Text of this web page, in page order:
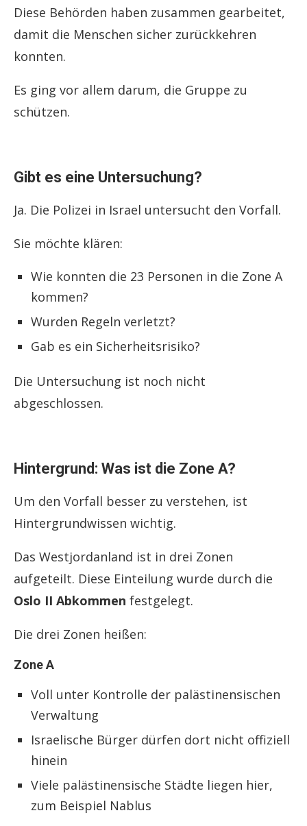
Diese Behörden haben zusammen gearbeitet,
damit die Menschen sicher zurückkehren
konnten.
Es ging vor allem darum, die Gruppe zu
schützen.
Gibt es eine Untersuchung?
Ja. Die Polizei in Israel untersucht den Vorfall.
Sie möchte klären:
Wie konnten die 23 Personen in die Zone A
kommen?
Wurden Regeln verletzt?
Gab es ein Sicherheitsrisiko?
Die Untersuchung ist noch nicht
abgeschlossen.
Hintergrund: Was ist die Zone A?
Um den Vorfall besser zu verstehen, ist
Hintergrundwissen wichtig.
Das Westjordanland ist in drei Zonen
aufgeteilt. Diese Einteilung wurde durch die
Oslo II Abkommen festgelegt.
Die drei Zonen heißen:
Zone A
Voll unter Kontrolle der palästinensischen
Verwaltung
Israelische Bürger dürfen dort nicht offiziell
hinein
Viele palästinensische Städte liegen hier,
zum Beispiel Nablus